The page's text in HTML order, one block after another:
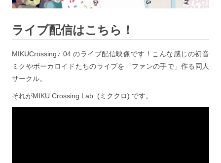
ライブ配信はこちら！
MIKUCrossing♪ 04 のライブ配信映像です！こんな感じの初音
ミクやボーカロイドたちのライブを「ファンの手で」作る同人
サークル。
それがMIKU Crossing Lab. (ミククロ) です。